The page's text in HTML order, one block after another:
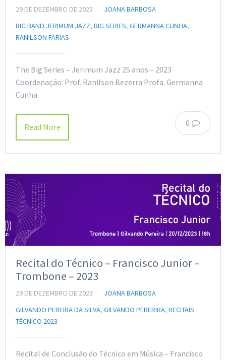
29 DE DEZEMBRO DE 2023
JOANA BARBOSA
BIG BAND JERIMUM JAZZ, BIG SERIES, GERMANNA CUNHA,
RANILSON FARIAS
The Big Series – Jerimum Jazz 25 anos – 2023
Coordenação: Prof. Ranilson Bezerra Profa. Germanna
Cunha
0
Read More
Recital do Técnico – Francisco Junior –
Trombone – 2023
29 DE DEZEMBRO DE 2023
JOANA BARBOSA
GILVANDO PEREIRA DA SILVA, GILVANDO PERERIRA, RECITAIS
TÉCNICO 2023
Recital de Conclusão do Técnico em Música – Francisco